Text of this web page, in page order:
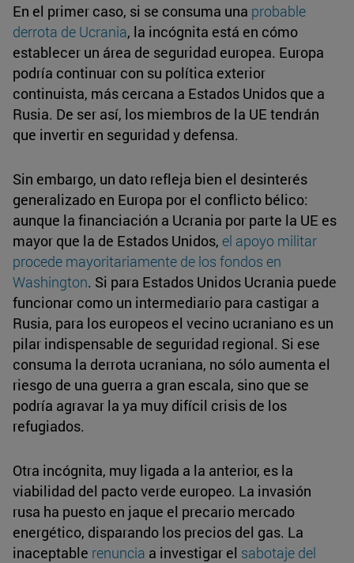
En el primer caso, si se consuma una probable
derrota de Ucrania, la incógnita está en cómo
establecer un área de seguridad europea. Europa
podría continuar con su política exterior
continuista, más cercana a Estados Unidos que a
Rusia. De ser así, los miembros de la UE tendrán
que invertir en seguridad y defensa.
Sin embargo, un dato refleja bien el desinterés
generalizado en Europa por el conflicto bélico:
aunque la financiación a Ucrania por parte la UE es
mayor que la de Estados Unidos, el apoyo militar
procede mayoritariamente de los fondos en
Washington. Si para Estados Unidos Ucrania puede
funcionar como un intermediario para castigar a
Rusia, para los europeos el vecino ucraniano es un
pilar indispensable de seguridad regional. Si ese
consuma la derrota ucraniana, no sólo aumenta el
riesgo de una guerra a gran escala, sino que se
podría agravar la ya muy difícil crisis de los
refugiados.
Otra incógnita, muy ligada a la anterior, es la
viabilidad del pacto verde europeo. La invasión
rusa ha puesto en jaque el precario mercado
energético, disparando los precios del gas. La
inaceptable renuncia a investigar el sabotaje del